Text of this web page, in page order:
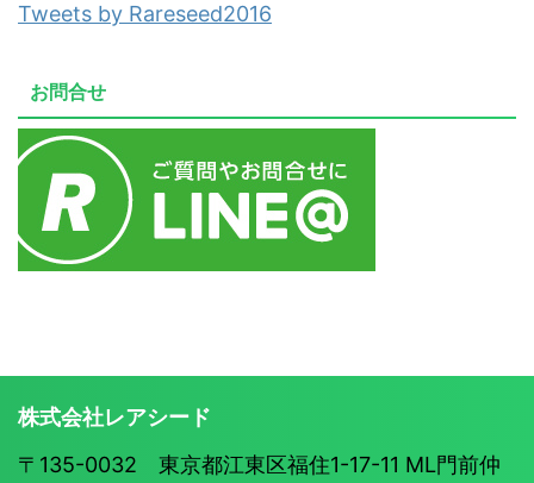
Tweets by Rareseed2016
お問合せ
株式会社レアシード
〒135-0032 東京都江東区福住1-17-11 ML門前仲